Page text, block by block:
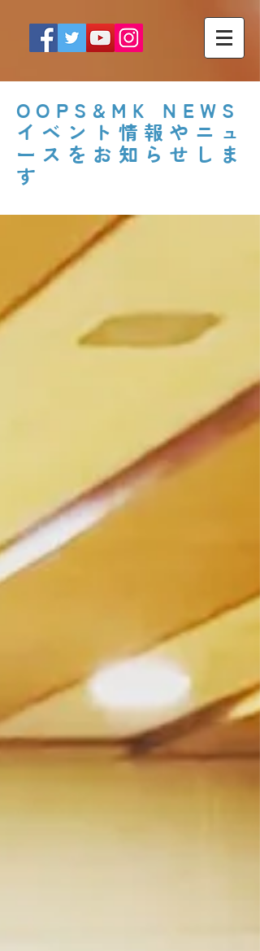
OOPS&MK NEWS
イベント情報やニュ
ースをお知らせしま
す